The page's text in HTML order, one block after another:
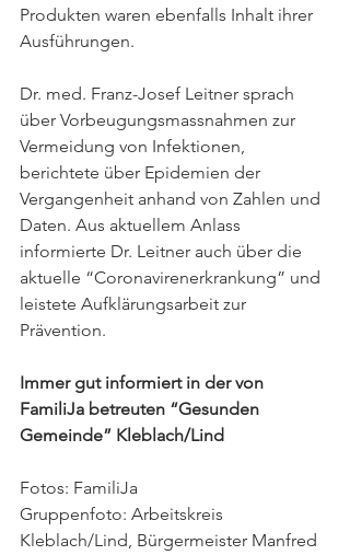
Produkten waren ebenfalls Inhalt ihrer
Ausführungen.
Dr. med. Franz-Josef Leitner sprach
über Vorbeugungsmassnahmen zur
Vermeidung von Infektionen,
berichtete über Epidemien der
Vergangenheit anhand von Zahlen und
Daten. Aus aktuellem Anlass
informierte Dr. Leitner auch über die
aktuelle “Coronavirenerkrankung” und
leistete Aufklärungsarbeit zur
Prävention.
Immer gut informiert in der von
FamiliJa betreuten “Gesunden
Gemeinde” Kleblach/Lind
Fotos: FamiliJa
Gruppenfoto: Arbeitskreis
Kleblach/Lind, Bürgermeister Manfred